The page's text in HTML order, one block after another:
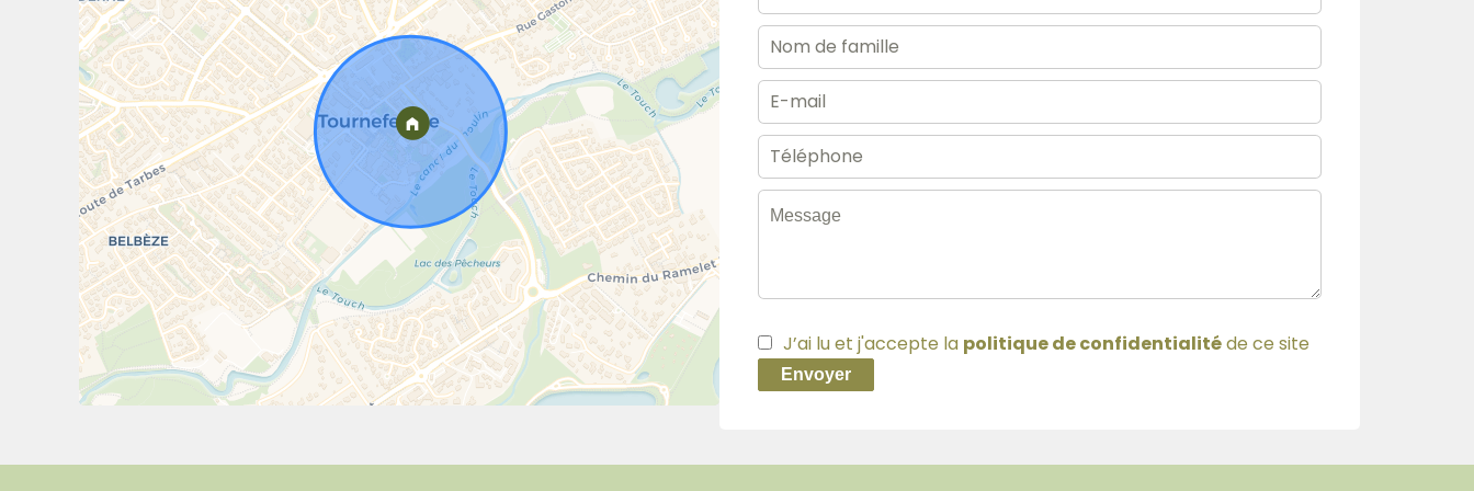
J’ai lu et j'accepte la politique de confidentialitéde ce site
Envoyer